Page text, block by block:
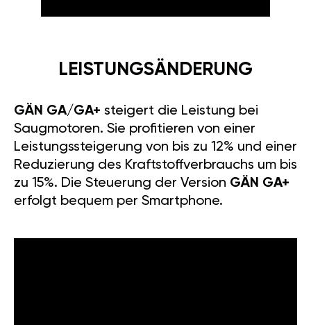
LEISTUNGSÄNDERUNG
GÄN GA/GA+ steigert die Leistung bei
Saugmotoren. Sie profitieren von einer
Leistungssteigerung von bis zu 12% und einer
Reduzierung des Kraftstoffverbrauchs um bis
zu 15%. Die Steuerung der Version GÄN GA+
erfolgt bequem per Smartphone.